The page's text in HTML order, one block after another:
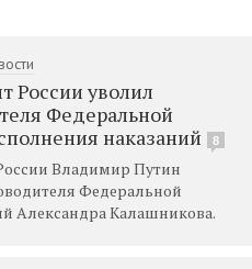
России уволил
Федеральной
наказаний
8
Владимир Путин
Федеральной
Александра Калашникова.